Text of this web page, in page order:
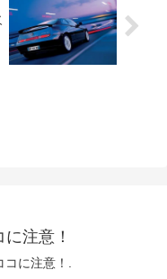
注意！
コに注意！.